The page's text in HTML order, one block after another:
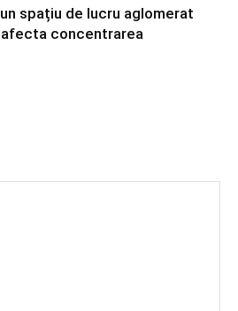
spațiu de lucru aglomerat
concentrarea